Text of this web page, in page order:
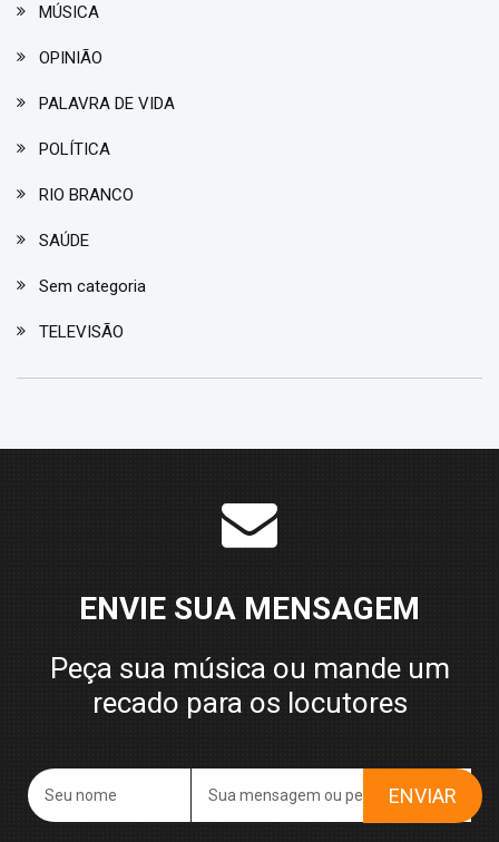
MÚSICA
OPINIÃO
PALAVRA DE VIDA
POLÍTICA
RIO BRANCO
SAÚDE
Sem categoria
TELEVISÃO
ENVIE SUA MENSAGEM
Peça sua música ou mande um
recado para os locutores
ENVIAR